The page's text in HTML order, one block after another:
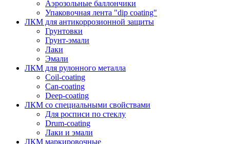
Аэрозольные баллончики
Упаковочная лента "dip coating"
ЛКМ для антикоррозионной защиты
Грунтовки
Грунт-эмали
Лаки
Эмали
ЛКМ для рулонного металла
Coil-coating
Can-coating
Deep-coating
ЛКМ со специальными свойствами
Для росписи по стеклу
Drum-coating
Лаки и эмали
ЛКМ маркировочные